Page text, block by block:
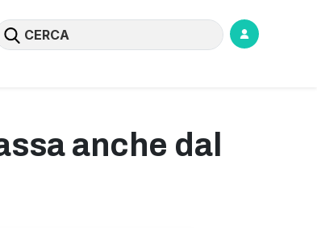
anche dal